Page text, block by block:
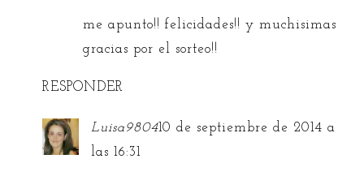
me apunto!! felicidades!! y muchisimas
gracias por el sorteo!!
RESPONDER
Luisa980410 de septiembre de 2014 a
las 16:31